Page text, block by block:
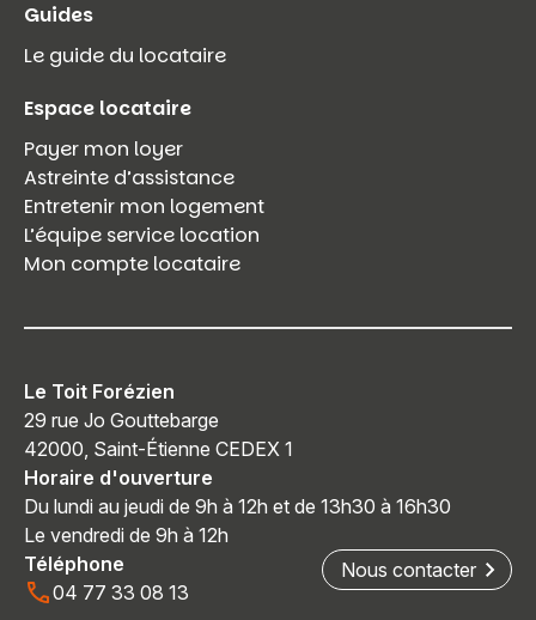
Guides
Le guide du locataire
Espace locataire
Payer mon loyer
Astreinte d’assistance
Entretenir mon logement
L’équipe service location
Mon compte locataire
Le Toit Forézien
29 rue Jo Gouttebarge
42000, Saint-Étienne CEDEX 1
Horaire d'ouverture
Du lundi au jeudi de 9h à 12h et de 13h30 à 16h30
Le vendredi de 9h à 12h
Téléphone
04 77 33 08 13
Nous contacter